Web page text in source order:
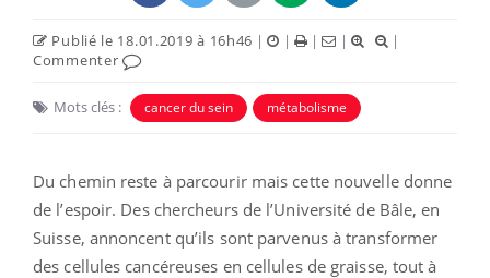
Publié le 18.01.2019 à 16h46 | | | |
|
Commenter
Mots clés : cancer du sein métabolisme
Du chemin reste à parcourir mais cette nouvelle donne
de l’espoir. Des chercheurs de l’Université de Bâle, en
Suisse, annoncent qu’ils sont parvenus à transformer
des cellules cancéreuses en cellules de graisse, tout à